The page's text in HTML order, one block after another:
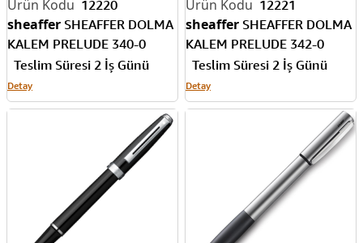
12220
sheaffer SHEAFFER DOLMA
KALEM PRELUDE 340-0
KROM M UÇ
Teslim Süresi 2 İş Günü
Detay
12221
sheaffer SHEAFFER DOLMA
KALEM PRELUDE 342-0
KROM ALTIN M UÇ
Teslim Süresi 2 İş Günü
Detay